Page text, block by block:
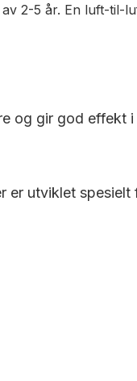
2-5 år. En luft-til-
og gir god effekt
er utviklet